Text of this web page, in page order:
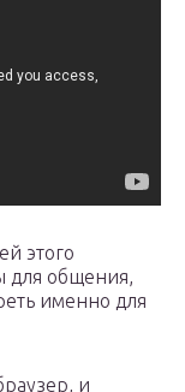
этого
для общения,
именно для
и